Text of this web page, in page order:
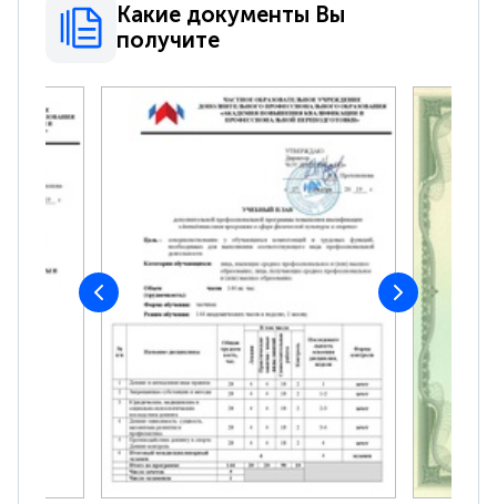
Какие документы Вы
получите